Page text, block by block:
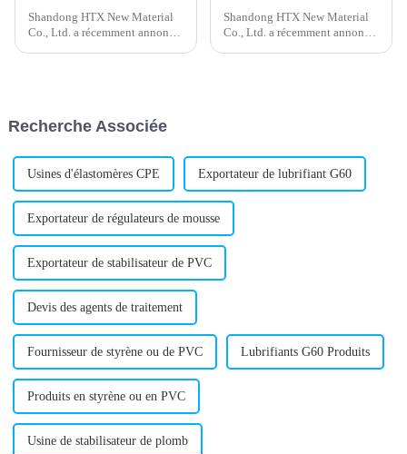
Shandong HTX New Material
Co., Ltd. a récemment annoncé
matériaux, a...
Shandong HTX New Material
Co., Ltd. a récemment annoncé
Recherche Associée
Usines d'élastomères CPE Exportateur de lubrifiant G60
Exportateur de régulateurs de mousse
Exportateur de stabilisateur de PVC
Devis des agents de traitement
Fournisseur de styrène ou de PVC Lubrifiants G60 Produits
Produits en styrène ou en PVC
Usine de stabilisateur de plomb